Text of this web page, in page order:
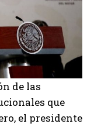
de las
que
el presidente